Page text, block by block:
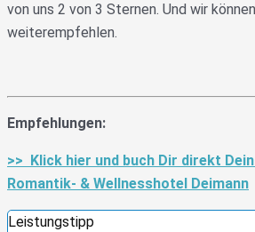
von uns 2 von 3 Sternen. Und wir
weiterempfehlen.
Empfehlungen:
>> Klick hier und buch Dir direkt
Romantik- & Wellnesshotel Deimann
Leistungstipp